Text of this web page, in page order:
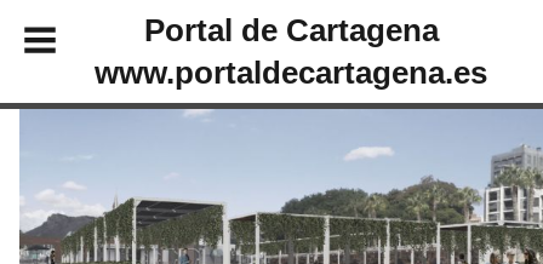
Portal de Cartagena
www.portaldecartagena.es